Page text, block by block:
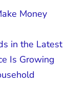
Money
in the Latest
Is Growing